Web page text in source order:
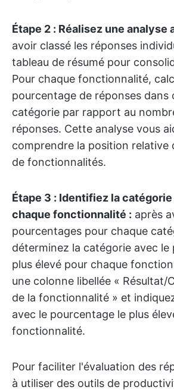
Étape 2 : Réalisez une analyse
avoir classé les réponses
tableau de résumé pour
Pour chaque fonctionnalité,
pourcentage de réponses dans
catégorie par rapport au
réponses. Cette analyse vous
comprendre la position relative
de fonctionnalités.
Étape 3 : Identifiez la
chaque fonctionnalité : après
pourcentages pour chaque
déterminez la catégorie avec le
plus élevé pour chaque
une colonne libellée « Résultat/
de la fonctionnalité » et
avec le pourcentage le plus
fonctionnalité.
Pour faciliter l'évaluation des
à utiliser des outils de